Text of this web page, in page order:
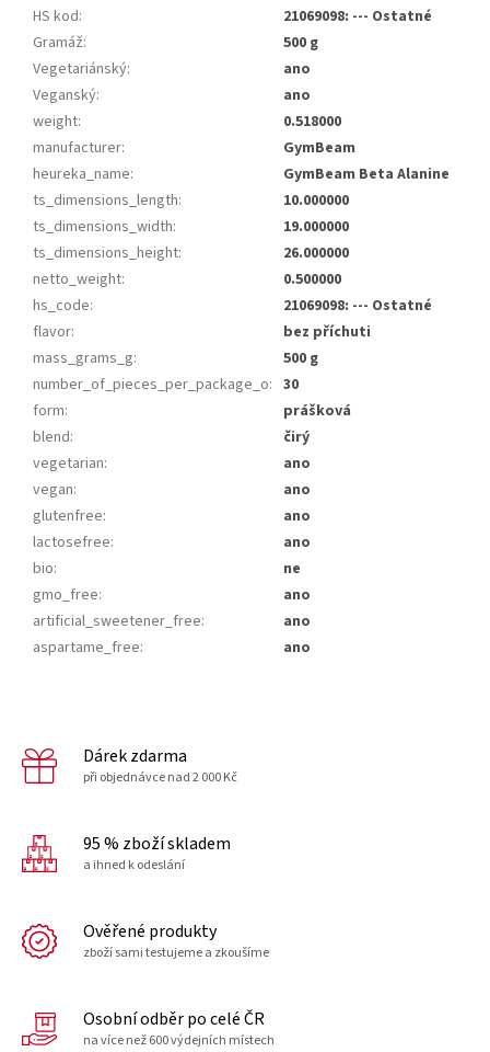
HS kod:
21069098: --- Ostatné
Gramáž:
500 g
Vegetariánský:
ano
Veganský:
ano
weight:
0.518000
manufacturer:
GymBeam
heureka_name:
GymBeam Beta Alanine
ts_dimensions_length:
10.000000
ts_dimensions_width:
19.000000
ts_dimensions_height:
26.000000
netto_weight:
0.500000
hs_code:
21069098: --- Ostatné
flavor:
bez příchuti
mass_grams_g:
500 g
number_of_pieces_per_package_o: 30
form:
prášková
blend:
čirý
vegetarian:
ano
vegan:
ano
glutenfree:
ano
lactosefree:
ano
bio:
ne
gmo_free:
ano
artificial_sweetener_free:
ano
aspartame_free: ano
Dárek zdarma
při objednávce nad 2 000 Kč
95 % zboží skladem
a ihned k odeslání
Ověřené produkty
zboží sami testujeme a zkoušíme
Osobní odběr po celé ČR
na více než 600 výdejních místech